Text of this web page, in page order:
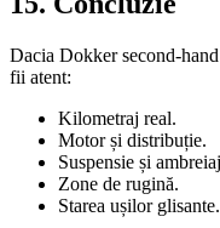
Dacia Dokker second-
fii atent:
Kilometraj real.
Motor și distribuție.
Suspensie și
Zone de rugină.
Starea ușilor glisante.